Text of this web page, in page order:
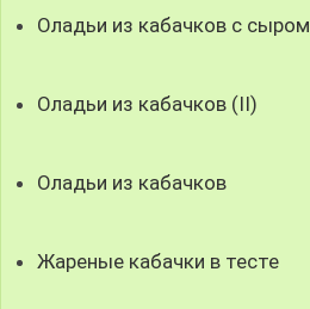
Оладьи из кабачков с сыром
Оладьи из кабачков (II)
Оладьи из кабачков
Жареные кабачки в тесте